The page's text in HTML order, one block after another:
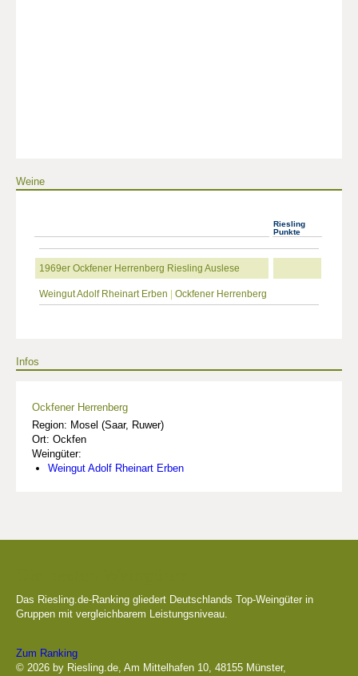
Weine
Riesling
Punkte
1969er Ockfener Herrenberg Riesling Auslese
Weingut Adolf Rheinart Erben Ockfener Herrenberg
Infos
Ockfener Herrenberg
Region: Mosel (Saar, Ruwer)
Ort: Ockfen
Weingüter:
Weingut Adolf Rheinart Erben
Das Riesling.de-Ranking gliedert Deutschlands Top-Weingüter in
Gruppen mit vergleichbarem Leistungsniveau.
Zum Ranking
© 2026 by Riesling.de, Am Mittelhafen 10, 48155 Münster,